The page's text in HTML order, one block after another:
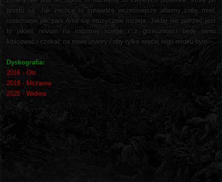
prostu są. Jak zechcę to sprawdzę wcześniejsze albumy coby mieć
rozeznanie jak pani Ania się muzycznie rozwija. Jakby nie patrzeć jest
to jakieś novum na rodzimej scenie i z grzeczności będę temu
kibicować i czekać na nowe utwory i oby tylko więcej tego mroku było.
Dyskografia:
2016 - Ols
2018 - Mszarna
2020 - Widma